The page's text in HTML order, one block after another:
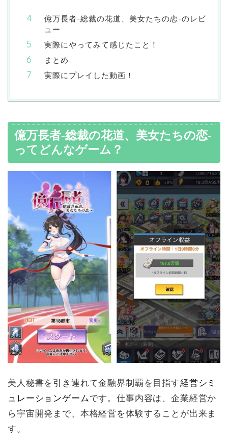
億万長者-総裁の花道、美女たちの恋-のレビ
ュー
実際にやってみて感じたこと！
まとめ
実際にプレイした動画！
億万長者-総裁の花道、美女たちの恋-
ってどんなゲーム？
美人秘書を引き連れて金融界制覇を目指す経営シミ
ュレーションゲームです。仕事内容は、企業経営か
ら宇宙開発まで、本格経営を体験することが出来ま
す。